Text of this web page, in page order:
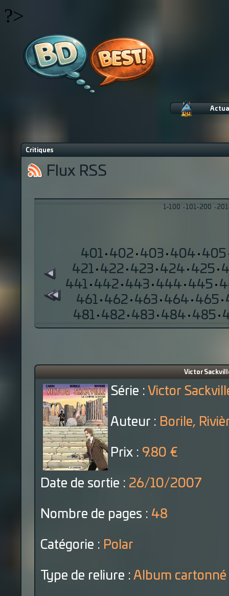
?>
Critiques
Flux RSS
1-100 · 101-200 ·
401 · 402 · 403 · 404 · 405
421 · 422 · 423 · 424 · 425 ·
441 · 442 · 443 · 444 · 445 ·
461 · 462 · 463 · 464 · 465 ·
481 · 482 · 483 · 484 · 485 ·
Victor
Série : Victor
Auteur : Borile,
Prix : 9.80 €
Date de sortie : 26/10/2007
Nombre de pages : 48
Catégorie : Polar
Type de reliure : Album cartonné